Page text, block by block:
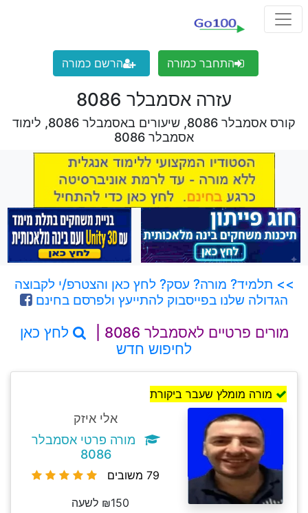
התחבר כמורה הרשם כמורה
עזרה אסמבלר 8086
קורס אסמבלר 8086, שיעורים באסמבלר 8086, לימוד
אסמבלר 8086
>> תלמיד? מורה? עסק? לחץ כאן והצטרפ/י לקבוצה
הגדולה שלנו בפייסבוק להתייעץ ולפרסם בחינם
מורים פרטיים לאסמבלר 8086 |
לחץ כאן
לחיפוש חדש
מורה מומלץ שעבר ביקורת
אלי איזק
מורה פרטי אסמבלר
8086
79 משובים
₪150 לשעה